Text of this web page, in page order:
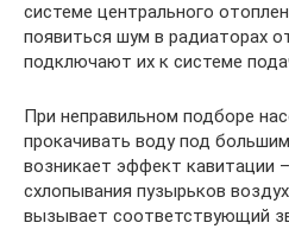
системе центрального
появиться шум в радиаторах
подключают их к системе
При неправильном подборе
прокачивать воду под
возникает эффект кавитации
схлопывания пузырьков
вызывает соответствующий